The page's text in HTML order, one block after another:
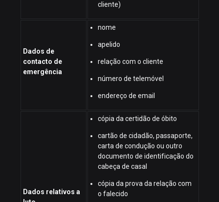
cliente)
Dados de
contacto de
emergência
nome
apelido
relação com o cliente
número de telemóvel
endereço de email
Dados relativos a
cópia da certidão de óbito
cartão de cidadão, passaporte,
carta de condução ou outro
documento de identificação do
cabeça de casal
cópia da prova da relação com
o falecido